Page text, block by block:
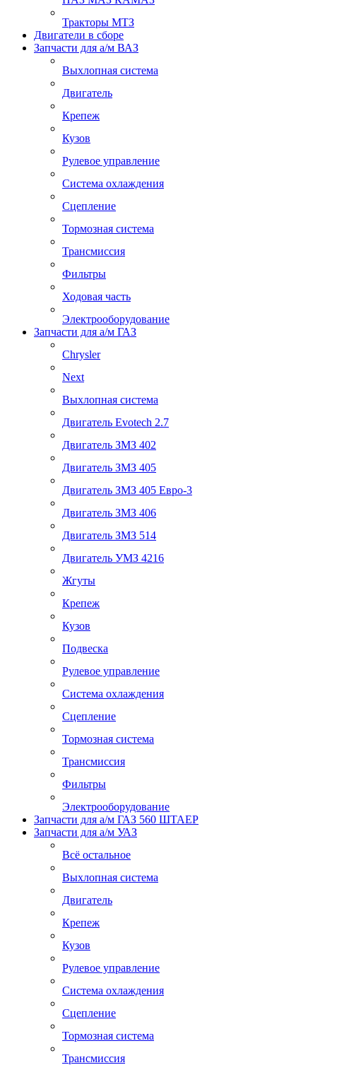
Тракторы МТЗ
Двигатели в сборе
Запчасти для а/м ВАЗ
Выхлопная система
Двигатель
Крепеж
Кузов
Рулевое управление
Система охлаждения
Сцепление
Тормозная система
Трансмиссия
Фильтры
Ходовая часть
Электрооборудование
Запчасти для а/м ГАЗ
Chrysler
Next
Выхлопная система
Двигатель Evotech 2.7
Двигатель ЗМЗ 402
Двигатель ЗМЗ 405
Двигатель ЗМЗ 405 Евро-3
Двигатель ЗМЗ 406
Двигатель ЗМЗ 514
Двигатель УМЗ 4216
Жгуты
Крепеж
Кузов
Подвеска
Рулевое управление
Система охлаждения
Сцепление
Тормозная система
Трансмиссия
Фильтры
Электрооборудование
Запчасти для а/м ГАЗ 560 ШТАЕР
Запчасти для а/м УАЗ
Всё остальное
Выхлопная система
Двигатель
Крепеж
Кузов
Рулевое управление
Система охлаждения
Сцепление
Тормозная система
Трансмиссия